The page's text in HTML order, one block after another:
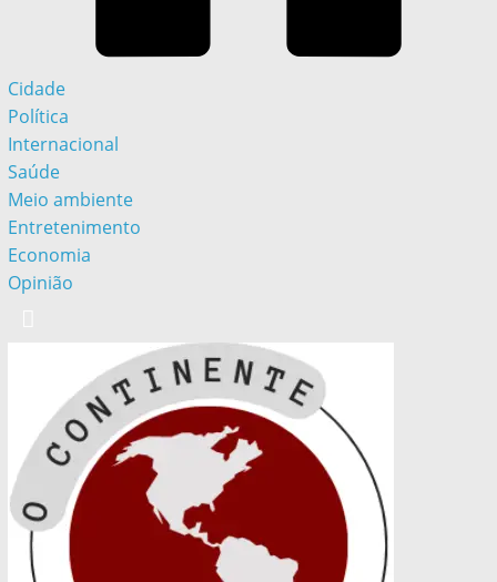
Cidade
Política
Internacional
Saúde
Meio ambiente
Entretenimento
Economia
Opinião